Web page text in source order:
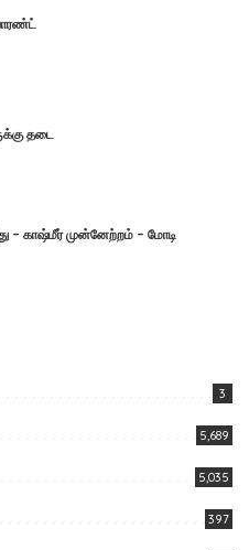
தடை
– காஷ்மீர் முன்னேற்றம் – மோடி
3
5,689
5,035
397